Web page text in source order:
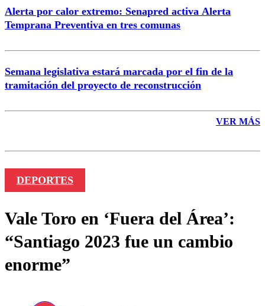
Alerta por calor extremo: Senapred activa Alerta
Temprana Preventiva en tres comunas
Semana legislativa estará marcada por el fin de la
tramitación del proyecto de reconstrucción
VER MÁS
DEPORTES
Vale Toro en ‘Fuera del Área’:
“Santiago 2023 fue un cambio
enorme”